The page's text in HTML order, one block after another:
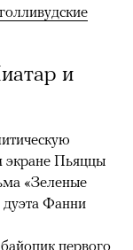
и
экране Пьяццы
«Зеленые
дуэта Фанни
первого